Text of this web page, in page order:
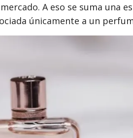
A eso se suma una
únicamente a un